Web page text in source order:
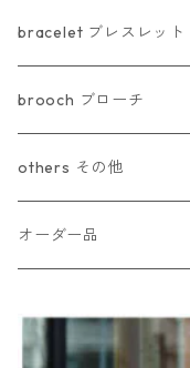
bracelet ブレスレット
brooch ブローチ
others その他
オーダー品